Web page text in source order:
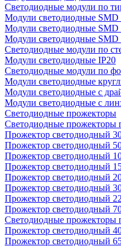
Светодиодные модули по
Модули светодиодные SMD
Модули светодиодные SMD
Модули светодиодные SMD
Светодиодные модули по
Модули светодиодные IP20
Светодиодные модули по
Модули светодиодные
Модули светодиодные с
Модули светодиодные с
Светодиодные прожекторы
Светодиодные прожекторы
Прожектор светодиодный
Прожектор светодиодный
Прожектор светодиодный
Прожектор светодиодный
Прожектор светодиодный
Прожектор светодиодный
Прожектор светодиодный
Прожектор светодиодный
Светодиодные прожекторы
Прожектор светодиодный
Прожектор светодиодный